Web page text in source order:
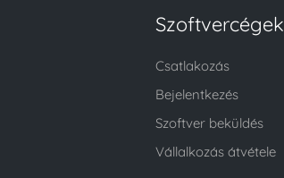
Szoftvercégek
Csatlakozás
Bejelentkezés
Szoftver beküldés
Vállalkozás átvétele